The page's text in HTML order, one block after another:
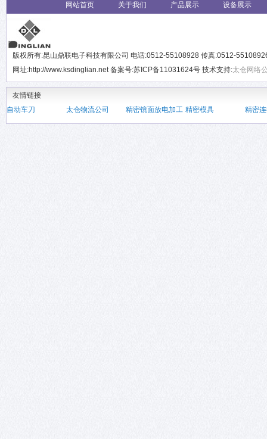
网站首页 关于我们 产品展示 设备展示
版权所有:昆山鼎联电子科技有限公司 电话:0512-55108928 传真:0512-
网址:http://www.ksdinglian.net 备案号:苏ICP备11031624号 技术支持:太仓网络
友情链接
自动车刀
太仓物流公司 精密镜面放电加工 精密模具 精密